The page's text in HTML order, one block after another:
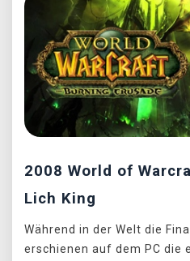
2008 World of
Lich King
Während in der Welt die
erschienen auf dem PC die